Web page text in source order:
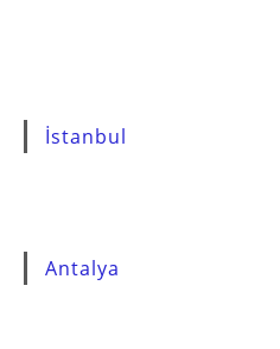
İstanbul
Antalya